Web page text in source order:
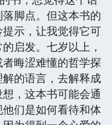
脚点。但这本书的
示，让我觉得它可
启发。七岁以上，
晦涩难懂的哲学探
的语言，去解释成
，这本书可能会通
们是如何看待和体